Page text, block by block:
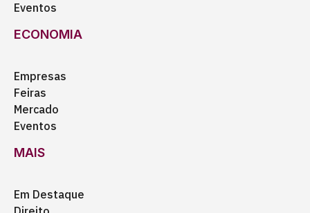
Eventos
ECONOMIA
Empresas
Feiras
Mercado
Eventos
MAIS
Em Destaque